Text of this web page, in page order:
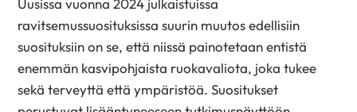
Uusissa vuonna 2024 julkaistuissa
ravitsemussuosituksissa suurin muutos edellisiin
suosituksiin on se, että niissä painotetaan entistä
enemmän kasvipohjaista ruokavaliota, joka tukee
sekä terveyttä että ympäristöä. Suositukset